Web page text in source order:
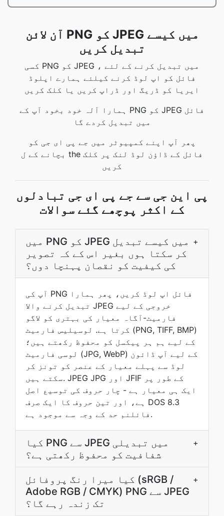
آن لائن PNG کو JPEG میں کیسے
تبدیل کریں
کسی PNG کو JPEG میں تبدیل کرنے کے لئے ،
فائل کو اپ لوڈ کرنے کیلئے ہمارے اپلوڈ
ایریا کو ڈریگ اور ڈراپ کریں یا کلک کریں
ہمارا آلہ خود بخود آپ کے PNG کو JPEG فائل
میں تبدیل کردے گا
پھر آپ اپنے کمپیوٹر میں جے پی ای جی کو
بچانے کے ل the فائل کے ڈاؤن لوڈ لنک پر کلک
کریں
پی این جی سے جے پی ای جی تبادلوں
کے اکثر پوچھے گئے سوالات
میں PNG کو JPEG میں کیسے تبدیل
کر سکتا ہوں بغیر اس کے کہ تصویر
کی کیفیت کو نقصان پہنچا دوں؟
+
آپ کی PNG فائل اپ لوڈ کریں، پھر ہمارا
تبدیل کرنے والا JPEG خروجی کے لیے
فارمیٹ-آگاہ معیار کی بہتری کو لاگو
کرتا ہے. لوسیلیس فارمیٹ (PNG, TIFF, BMP)
کے لیے ہم ہر پیکسل کو محفوظ رکھتے ہیں؛
لوسی فارمیٹ (JPG, WebP) کے لیے آپ ڈائون
لوڈ سے پہلے معیار کے عنصر کو تونز کر
سکتے ہیں. JPEG JPG اور JFIF کے طور پر
ایک ہی معیار ہے - چار حروف کی توسیع اصل
ہے، اور تین حروف کا ایک صرف DOS 8.3
فائلنم حد کے وجہ سے موجود ہے.
کیا PNG سے JPEG میں تبدیلی
شفافیت کو محفوظ رکھتی ہے؟
+
کیا میرا رنگ پروفائل (sRGB /
Adobe RGB / CMYK) PNG سے JPEG
تک زندہ رہے گا؟
+